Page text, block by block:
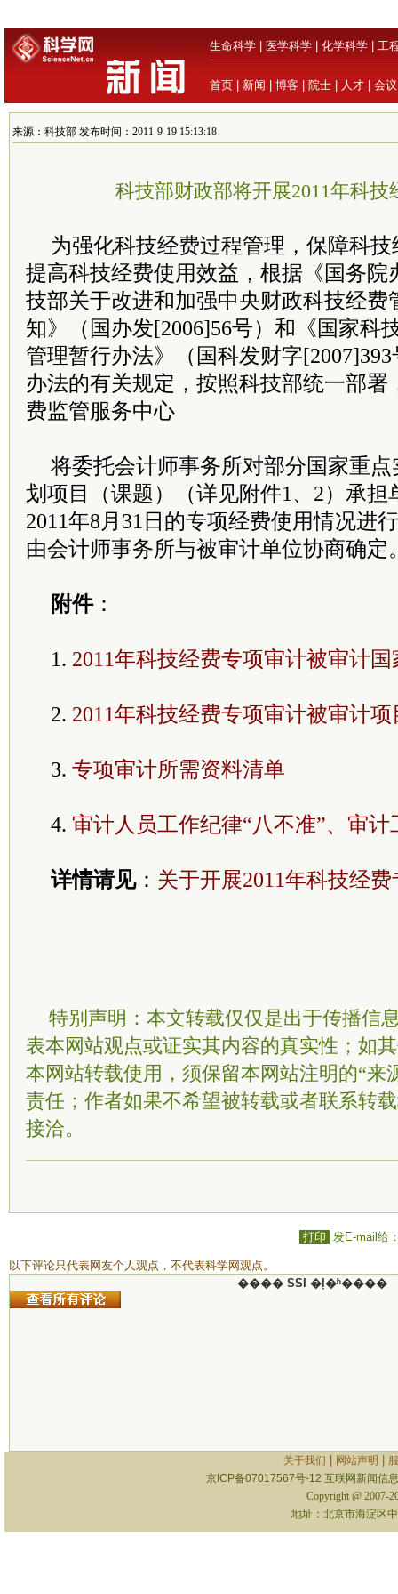
生命科学 医学科学 化学科学 工
首页 新闻 博客 院士 人才 会议
来源：科技部 发布时间：2011-9-19 15:13:18
科技部财政部将开展2011年科技
为强化科技经费过程管理，保障科
提高科技经费使用效益，根据《国务院
技部关于改进和加强中央财政科技经费
知》（国办发[2006]56号）和《国家科
管理暂行办法》（国科发财字
办法的有关规定，按照科技部统一部署
费监管服务中心
将委托会计师事务所对部分国家重
划项目（课题）（详见附件1、2）承担
2011年8月31日的专项经费使用情况进
由会计师事务所与被审计单位协商确定
附件：
1. 2011年科技经费专项审计被审计
2. 2011年科技经费专项审计被审计
3. 专项审计所需资料清单
4. 审计人员工作纪律“八不准”、审
详情请见： 关于开展2011年科技经
特别声明：本文转载仅仅是出于传播信
表本网站观点或证实其内容的真实性；如
本网站转载使用，须保留本网站注明的“来
责任；作者如果不希望被转载或者联系转
接洽。
打印 发E-mail给
以下评论只代表网友个人观点，不代表科学网观点。
���� SSI �ļ�ʱ����
关于我们 网站声明
京ICP备07017567号-12 互联网新闻信
Copyright @ 2007-
地址：北京市海淀区